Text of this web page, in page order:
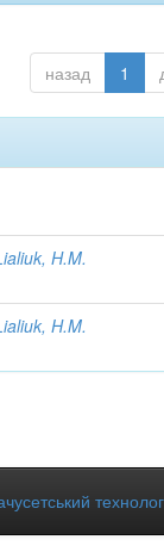
назад 1
H.M.
H.M.